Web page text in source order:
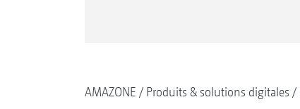
AMAZONE Produits & solutions digitales